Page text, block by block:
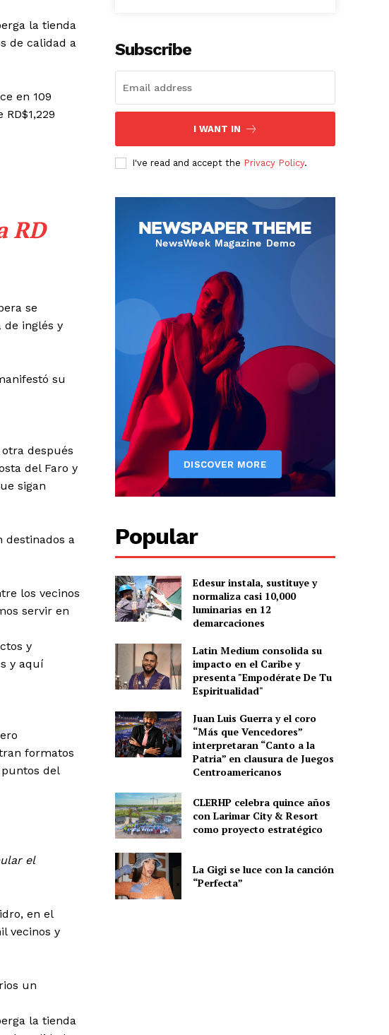
Albert Pujols
la tienda
de calidad a
en 109
RD
se
de inglés y
su
después
del Faro y
sigan
destinados a
los vecinos
servir en
y
y aquí
formatos
del
el
en el
vecinos y
un
la tienda
Subscribe
I WANT IN
I've read and accept the Privacy Policy.
Popular
Edesur instala, sustituye y
normaliza casi 10,000
luminarias en 12
demarcaciones
Latin Medium consolida su
impacto en el Caribe y
presenta "Empodérate De Tu
Espiritualidad"
Juan Luis Guerra y el coro
“Más que Vencedores”
interpretaran “Canto a la
Patria” en clausura de Juegos
Centroamericanos
CLERHP celebra quince años
con Larimar City & Resort
como proyecto estratégico
La Gigi se luce con la canción
“Perfecta”